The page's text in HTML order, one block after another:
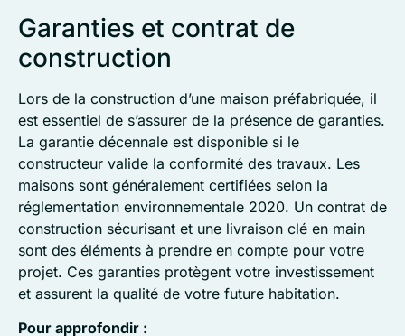
Garanties et contrat de
construction
Lors de la construction d’une maison préfabriquée, il
est essentiel de s’assurer de la présence de garanties.
La garantie décennale est disponible si le
constructeur valide la conformité des travaux. Les
maisons sont généralement certifiées selon la
réglementation environnementale 2020. Un contrat de
construction sécurisant et une livraison clé en main
sont des éléments à prendre en compte pour votre
projet. Ces garanties protègent votre investissement
et assurent la qualité de votre future habitation.
Pour approfondir :